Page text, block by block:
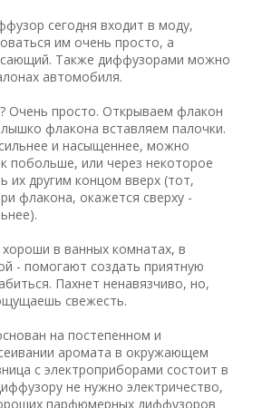
сегодня входит в моду,
им очень просто, а
Также диффузорами можно
автомобиля.
Очень просто. Открываем флакон
флакона вставляем палочки.
и насыщеннее, можно
побольше, или через некоторое
их другим концом вверх (тот,
флакона, окажется сверху -
в ванных комнатах, в
- помогают создать приятную
Пахнет ненавязчиво, но,
свежесть.
на постепенном и
аромата в окружающем
с электроприборами состоит в
не нужно электричество,
парфюмерных диффузоров